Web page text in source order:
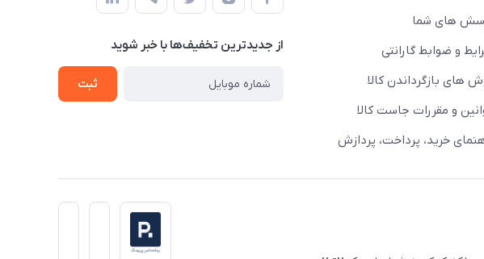
های شما
و ضوابط گارانتی
های بازگرداندن کالا
و مقررات جاست کالا
خرید، پرداخت، پردازش
از جدید‌ترین تخفیف‌ها با‌ خبر شوید
ثبت